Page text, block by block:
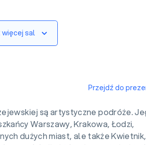
więcej sal
Przejdź do
są artystyczne podróże.
Warszawy, Krakowa, Łodzi,
dużych miast, ale także Kwietnik,